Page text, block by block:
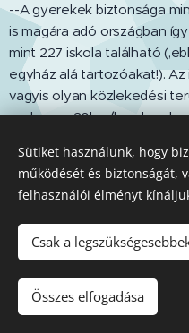
--A gyerekek biztonsága
is magára adó országban
mint 227 iskola található
egyház alá tartozóakat!).
vagyis olyan közlekedési
csak max. 30km/h-val
is itt a vezetés!! Mire úgy
nel, jön egy korlátozó
Érdemesebb a
délutánonként! ;)
Canadians are very child-
Sütiket használunk, hogy
működését és biztonságát,
felhasználói élményt
Csak a
Összes elfogadása